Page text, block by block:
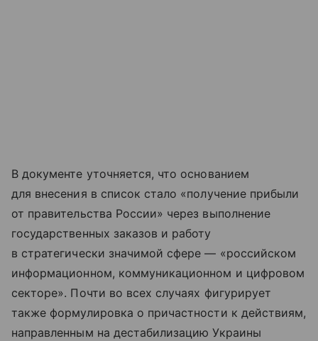
В документе уточняется, что основанием
для внесения в список стало «получение прибыли
от правительства России» через выполнение
государственных заказов и работу
в стратегически значимой сфере — «российском
информационном, коммуникационном и цифровом
секторе». Почти во всех случаях фигурирует
также формулировка о причастности к действиям,
направленным на дестабилизацию Украины